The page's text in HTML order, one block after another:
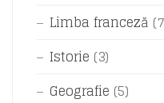
Limba franceză
Istorie (3)
Geografie (5)